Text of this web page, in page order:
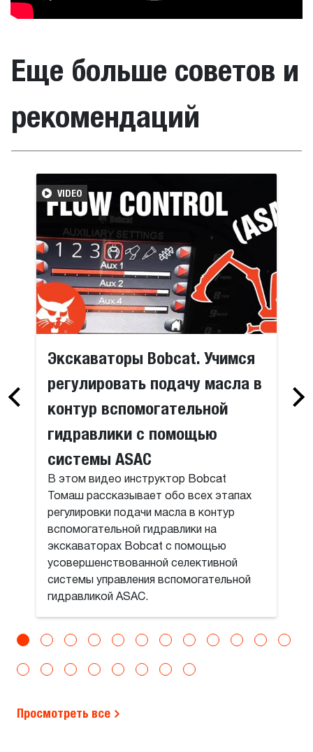
Еще больше советов и
рекомендаций
VIDEO
Экскаваторы Bobcat. Учимся
регулировать подачу масла в
контур вспомогательной
гидравлики с помощью
системы ASAC
В этом видео инструктор Bobcat
Томаш рассказывает обо всех этапах
регулировки подачи масла в контур
вспомогательной гидравлики на
экскаваторах Bobcat с помощью
усовершенствованной селективной
системы управления вспомогательной
гидравликой ASAC.
Просмотреть все